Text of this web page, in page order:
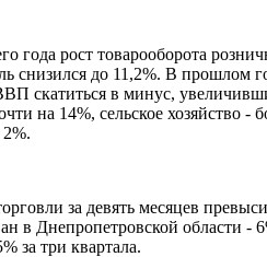
года рост товарооборота
снизился до 11,2%. В прошлом
скатиться в минус,
на 14%, сельское хозяйство -
за девять месяцев
в Днепропетровской области -
за три квартала.